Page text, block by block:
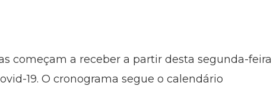
começam a receber a partir desta segunda-feira
19. O cronograma segue o calendário